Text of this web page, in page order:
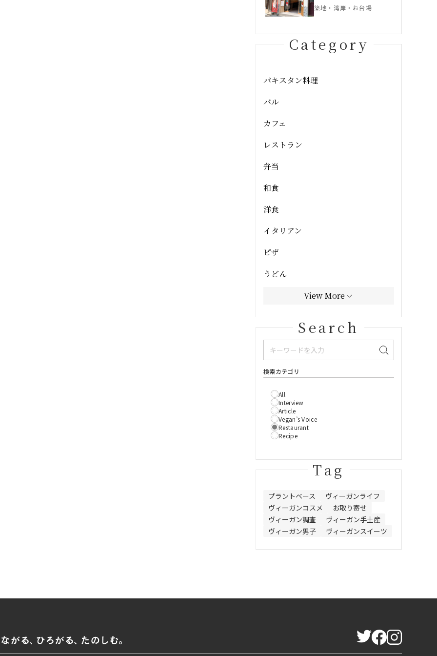
築地・湾岸・お台場
Category
パキスタン料理
バル
カフェ
レストラン
弁当
和食
洋食
イタリアン
ピザ
うどん
View More
Search
検索カテゴリ
All
Interview
Article
Vegan’s Voice
Restaurant
Recipe
Tag
プラントベース
ヴィーガンライフ
ヴィーガンコスメ
お取り寄せ
ヴィーガン調査
ヴィーガン手土産
ヴィーガン男子
ヴィーガンスイーツ